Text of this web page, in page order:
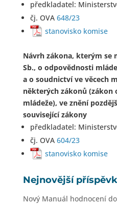
předkladatel:
čj. OVA 648/23
stanovisko komise
Návrh zákona, kterým se
Sb., o odpovědnosti
a o soudnictví ve věcech
některých zákonů (zákon
mládeže), ve znění
související zákony
předkladatel:
čj. OVA 604/23
stanovisko komise
Nejnovější
Nový Manuál hodnocení